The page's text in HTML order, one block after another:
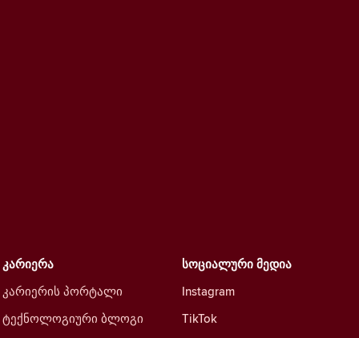
სოციალური მედია
Instagram
TikTok
კარიერა
კარიერის პორტალი
ტექნოლოგიური ბლოგი